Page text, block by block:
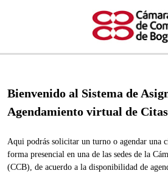
Bienvenido al Sistema de
Agendamiento virtual de
Aqui podrás solicitar un turno o agendar una
forma presencial en una de las sedes de la
(CCB), de acuerdo a la disponibilidad de